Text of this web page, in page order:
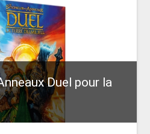
Duel pour la